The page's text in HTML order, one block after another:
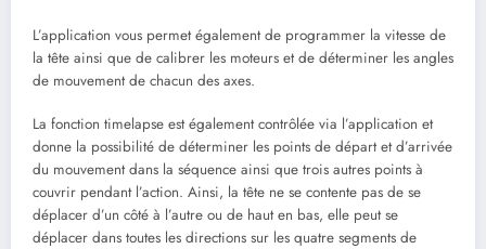
L’application vous permet également de programmer la vitesse de
la tête ainsi que de calibrer les moteurs et de déterminer les angles
de mouvement de chacun des axes.
La fonction timelapse est également contrôlée via l’application et
donne la possibilité de déterminer les points de départ et d’arrivée
du mouvement dans la séquence ainsi que trois autres points à
couvrir pendant l’action. Ainsi, la tête ne se contente pas de se
déplacer d’un côté à l’autre ou de haut en bas, elle peut se
déplacer dans toutes les directions sur les quatre segments de